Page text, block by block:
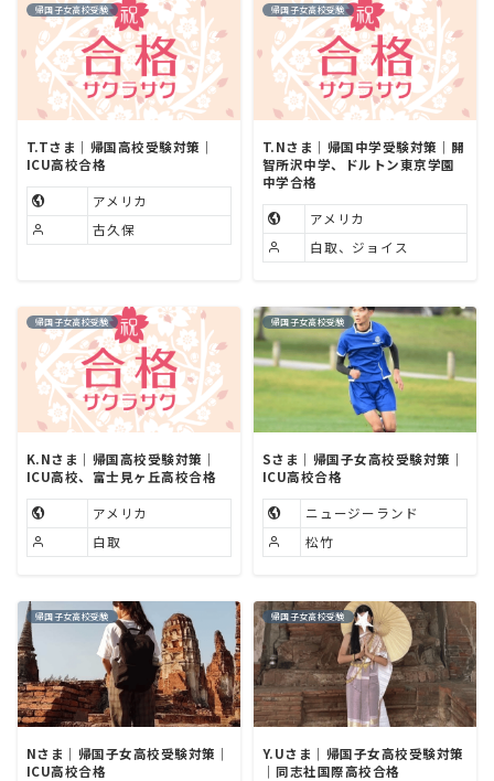
帰国子女高校受験
T.Tさま｜帰国高校受験対策｜
ICU高校合格
アメリカ
古久保
帰国子女高校受験
T.Nさま｜帰国中学受験対策｜開
智所沢中学、ドルトン東京学園
中学合格
アメリカ
白取、ジョイス
帰国子女高校受験
K.Nさま｜帰国高校受験対策｜
ICU高校、富士見ヶ丘高校合格
アメリカ
白取
帰国子女高校受験
Sさま｜帰国子女高校受験対策｜
ICU高校合格
ニュージーランド
松竹
帰国子女高校受験
Nさま｜帰国子女高校受験対策｜
ICU高校合格
帰国子女高校受験
Y.Uさま｜帰国子女高校受験対策
｜同志社国際高校合格